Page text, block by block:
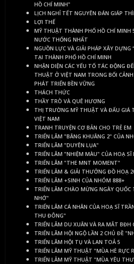
HỒ CHÍ MINH"
LỊCH NGHỈ TẾT NGUYÊN ĐÁN GIÁP
LỢI THẾ
MỸ THUẬT THÀNH PHỐ HỒ CHÍ MINH
NƯỚC THỐNG NHẤT
NGUỒN LỰC VÀ GIẢI PHÁP XÂY DỰNG
TẠI THÀNH PHỐ HỒ CHÍ MINH
NHẬN DIỆN CÁC YẾU TỐ TÁC ĐỘNG
THUẬT Ở VIỆT NAM TRONG BỐI
PHÁT TRIỂN BỀN VỮNG
THÁCH THỨC
THẦY TRÒ VÀ QUÊ HƯƠNG
THỊ TRƯỜNG MỸ THUẬT VÀ ĐẤU GIÁ
VIỆT NAM
TRANH TRUYỆN CƠ BẢN CHO TRẺ EM
TRIỂN LÃM "BÂNG KHUÂNG 2" CỦA
TRIỂN LÃM "DUYÊN LỤA"
TRIỂN LÃM "NHIỆM MÀU" CỦA HOẠ SĨ
TRIỂN LÃM "THE MNT MOMENT"
TRIỂN LÃM & GIẢI THƯỞNG ĐỒ HOẠ
TRIỂN LÃM +SINH CỦA NHÓM 888+
TRIỂN LÃM CHÀO MỪNG NGÀY
NHỚ"
TRIỂN LÃM CÁ NHÂN CỦA HOẠ SĨ
THU ĐÔNG"
TRIỂN LÃM DU XUÂN VÀ RA MẮT
TRIỂN LÃM HỘI NGỘ LẦN 2 CHỦ ĐỀ
TRIỂN LÃM HỘI TỤ VÀ LAN TOẢ 5
TRIỂN LÃM MỸ THUẬT "MÙA HÈ RỰC
TRIỂN LÃM MỸ THUẬT "MÙA YÊU